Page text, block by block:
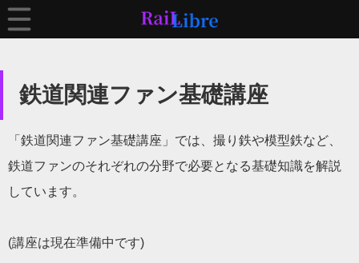
鉄道関連ファン基礎講座
「鉄道関連ファン基礎講座」では、撮り鉄や模型鉄など、
鉄道ファンのそれぞれの分野で必要となる基礎知識を解説
しています。
(講座は現在準備中です)